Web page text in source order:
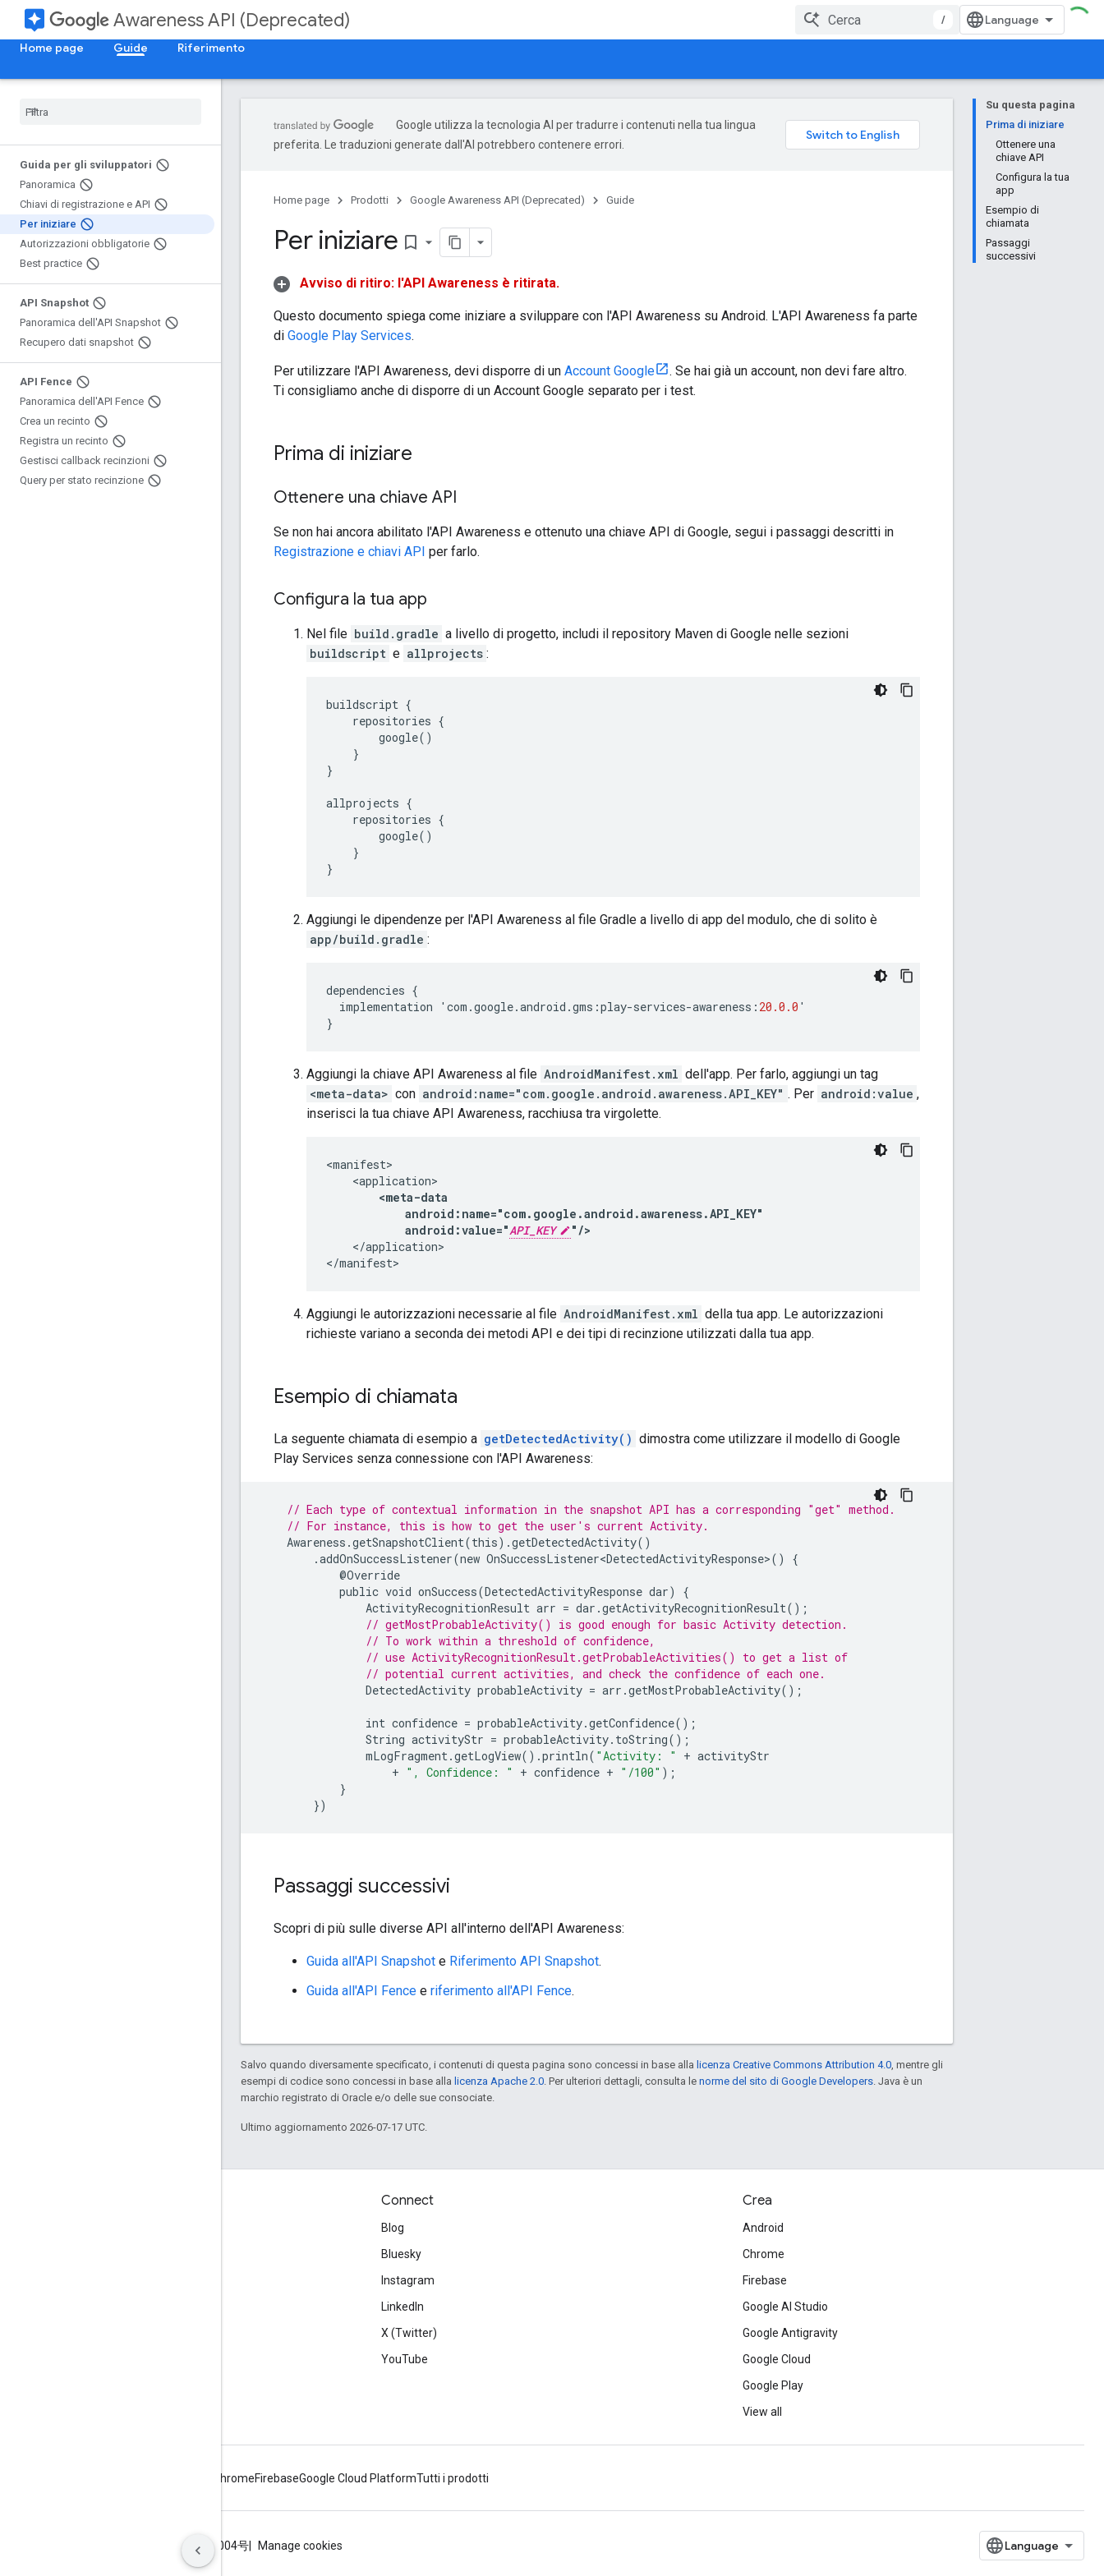
assistant Awareness API (Deprecated)
/
Home page
Guide Riferimento
Guida per gli sviluppatori
Panoramica
Chiavi di registrazione e API
Per iniziare
Autorizzazioni obbligatorie
Best practice
API Snapshot
Panoramica dell'API Snapshot
Recupero dati snapshot
API Fence
Panoramica dell'API Fence
Crea un recinto
Registra un recinto
Gestisci callback recinzioni
Query per stato recinzione
Su questa pagina
Prima di iniziare
Ottenere una
chiave API
Configura la tua
app
Esempio di
chiamata
Passaggi
successivi
Google utilizza la tecnologia AI per tradurre i contenuti nella tua lingua
preferita. Le traduzioni generate dall'AI potrebbero contenere errori.
Home page Prodotti Google Awareness API (Deprecated) Guide
Per iniziare bookmark_border
Avviso di ritiro: l'API Awareness è ritirata.
Questo documento spiega come iniziare a sviluppare con l'API Awareness su Android. L'API Awareness fa parte
di Google Play Services.
Per utilizzare l'API Awareness, devi disporre di un Account Google
. Se hai già un account, non devi fare altro.
Ti consigliamo anche di disporre di un Account Google separato per i test.
Prima di iniziare
Ottenere una chiave API
Se non hai ancora abilitato l'API Awareness e ottenuto una chiave API di Google, segui i passaggi descritti in
Registrazione e chiavi API per farlo.
Configura la tua app
Nel file build.gradle a livello di progetto, includi il repository Maven di Google nelle sezioni
buildscript e allprojects :
buildscript {
    repositories {
        google()
    }
}
allprojects {
    repositories {
        google()
    }
Aggiungi le dipendenze per l'API Awareness al file Gradle a livello di app del modulo, che di solito è
app/build.gradle :
dependencies {
implementation
' com .google.android .gms :play-services-awareness : 20.0.0 '
}
Aggiungi la chiave API Awareness al file AndroidManifest.xml dell'app. Per farlo, aggiungi un tag
<meta-data> con android:name="com.google.android.awareness.API_KEY" . Per android:value ,
inserisci la tua chiave API Awareness, racchiusa tra virgolette.
android:value="API_KEY
"/>
</application>
</manifest>
Aggiungi le autorizzazioni necessarie al file AndroidManifest.xml della tua app. Le autorizzazioni
richieste variano a seconda dei metodi API e dei tipi di recinzione utilizzati dalla tua app.
Esempio di chiamata
La seguente chiamata di esempio a getDetectedActivity() dimostra come utilizzare il modello di Google
Play Services senza connessione con l'API Awareness:
// Each type of contextual information in the snapshot API has a corresponding "get" method.
// For instance, this is how to get the user's current Activity.
Awareness .getSnapshotClient(this).getDetectedActivity()
.addOnSuccessListener(new OnSuccessListener<DetectedActivityResponse>()
{
@Override
public void onSuccess(DetectedActivityResponse dar)
{
ActivityRecognitionResult arr = dar .getActivityRecognitionResult();
// getMostProbableActivity() is good enough for basic Activity detection.
// To work within a threshold of confidence,
// use ActivityRecognitionResult.getProbableActivities() to get a list of
// potential current activities, and check the confidence of each one.
DetectedActivity probableActivity = arr .getMostProbableActivity();
int confidence = probableActivity.getConfidence();
String activityStr = probableActivity. toString();
mLogFragment.getLogView().println( "Activity: " + activityStr
+ ", Confidence: " + confidence + "/100" );
}
})
Passaggi successivi
Scopri di più sulle diverse API all'interno dell'API Awareness:
Guida all'API Snapshot e Riferimento API Snapshot.
Guida all'API Fence e riferimento all'API Fence.
Salvo quando diversamente specificato, i contenuti di questa pagina sono concessi in base alla licenza Creative Commons Attribution 4.0 , mentre gli
esempi di codice sono concessi in base alla licenza Apache 2.0 . Per ulteriori dettagli, consulta le norme del sito di Google Developers . Java è un
marchio registrato di Oracle e/o delle sue consociate.
Ultimo aggiornamento 2026-07-17 UTC.
Connect
Blog
Bluesky
Instagram
LinkedIn
X (Twitter)
YouTube
Crea
Android
Chrome
Firebase
Google AI Studio
Google Antigravity
Google Cloud
Google Play
View all
ChromeFirebaseGoogle Cloud PlatformTutti i prodotti
ICP证合字B2-20070004号 Manage cookies